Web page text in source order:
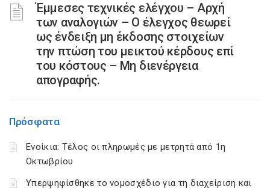
Έμμεσες τεχνικές ελέγχου – Αρχή
των αναλογιών – Ο έλεγχος θεωρεί
ως ένδειξη μη έκδοσης στοιχείων
την πτώση του μεικτού κέρδους επί
του κόστους – Μη διενέργεια
απογραφής.
Πρόσφατα
Ενοίκια: Τέλος οι πληρωμές με μετρητά από 1η
Οκτωβρίου
Υπερψηφίσθηκε το νομοσχέδιο για τη διαχείριση και